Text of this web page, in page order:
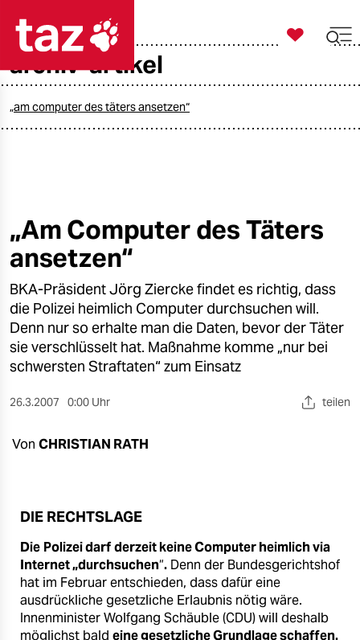
taz zahl ich
öko
gesellschaft
kultur
sport
berlin
nord
wahrheit
shop
fragen & hilfe
unterstützen

taz zahl ich
archiv-artikel
„am computer des täters ansetzen“
„Am Computer des Täters
ansetzen“
BKA-Präsident Jörg Ziercke findet es richtig, dass
die Polizei heimlich Computer durchsuchen will.
Denn nur so erhalte man die Daten, bevor der Täter
sie verschlüsselt hat. Maßnahme komme „nur bei
schwersten Straftaten“ zum Einsatz
26.3.2007 0:00 Uhr teilen
Von CHRISTIAN RATH
DIE RECHTSLAGE
Die Polizei darfderzeit keine Computer heimlich via
Internet „durchsuchen“. Denn der Bundesgerichtshof
hat im Februar entschieden, dass dafür eine
ausdrückliche gesetzliche Erlaubnis nötig wäre.
Innenminister Wolfgang Schäuble (CDU) will deshalb
möglichst bald eine gesetzliche Grundlage schaffen.